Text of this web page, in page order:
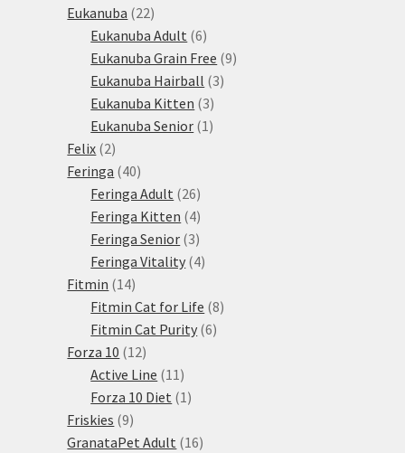
Eukanuba 2222
produktů
Eukanuba Adult 66
produktů
Eukanuba Grain Free 99
Eukanuba Hairball 33
Eukanuba Kitten 33
produkty
Eukanuba Senior 1 1
Felix 22
produkty
Feringa 4040
produktů
Feringa Adult 2626
produktů
Feringa Kitten 44
produkty
Feringa Senior 33
produkty
Feringa Vitality 44
Fitmin 1414
produktů
Fitmin Cat for Life 88
Fitmin Cat Purity 66
Forza 10 1212
produktů
Active Line 11 11
produktů
Forza 10 Diet 1 1
Friskies 99
produktů
GranataPet Adult 1616